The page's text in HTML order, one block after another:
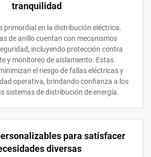
tranquilidad
primordial en la distribución eléctrica.
de anillo cuentan con mecanismos
incluyendo protección contra
y monitoreo de aislamiento. Estas
el riesgo de fallas eléctricas y
operativa, brindando confianza a los
sistemas de distribución de energía.
para satisfacer
diversas